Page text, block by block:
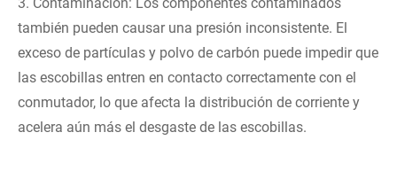
también pueden causar una presión inconsistente. El
exceso de partículas y polvo de carbón puede impedir que
las escobillas entren en contacto correctamente con el
conmutador, lo que afecta la distribución de corriente y
acelera aún más el desgaste de las escobillas.